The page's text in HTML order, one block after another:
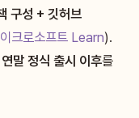
구성 + 깃허브
크로소프트 Learn).
연말 정식 출시 이후를